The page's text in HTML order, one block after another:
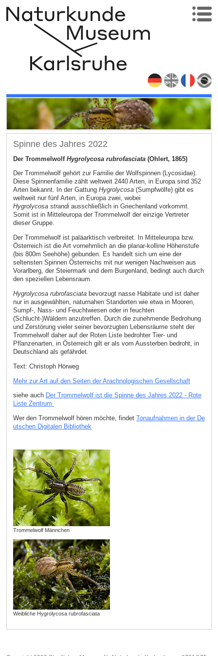
Spinne des Jahres 2022
Der Trommelwolf Hygrolycosa rubrofasciata (Ohlert, 1865)
Der Trommelwolf gehört zur Familie der Wolfspinnen (Lycosidae).
Diese Spinnenfamilie zählt weltweit 2440 Arten, in Europa sind 352
Arten bekannt. In der Gattung Hygrolycosa (Sumpfwölfe) gibt es
weltweit nur fünf Arten, in Europa zwei, wobei
Hygrolycosa strandi ausschließlich in Griechenland vorkommt.
Somit ist in Mitteleuropa der Trommelwolf der einzige Vertreter
dieser Gruppe.
Der Trommelwolf ist paläarktisch verbreitet. In Mitteleuropa bzw.
Österreich ist die Art vornehmlich an die planar-kolline Höhenstufe
(bis 800m Seehöhe) gebunden. Es handelt sich um eine der
seltensten Spinnen Österreichs mit nur wenigen Nachweisen aus
Vorarlberg, der Steiermark und dem Burgenland, bedingt auch durch
den speziellen Lebensraum.
Hygrolycosa rubrofasciatabevorzugt nasse Habitate und ist daher
nur in ausgewählten, naturnahen Standorten wie etwa in Mooren,
Sumpf-, Nass- und Feuchtwiesen oder in feuchten
(Schlucht-)Wäldern anzutreffen. Durch die zunehmende Bedrohung
und Zerstörung vieler seiner bevorzugten Lebensräume steht der
Trommelwolf daher auf der Roten Liste bedrohter Tier- und
Pflanzenarten, in Österreich gilt er als vom Aussterben bedroht, in
Deutschland als gefährdet.
Text: Christoph Hörweg
Mehr zur Art auf den Seiten der Arachnologischen Gesellschaft
siehe auch Der Trommelwolf ist die Spinne des Jahres 2022 - Rote
Liste Zentrum
Wer den Trommelwolf hören möchte, findet Tonaufnahmen in der De
utschen Digitalen Bibliothek
Trommelwolf Männchen
Weibliche Hygrolycosa rubrofasciata